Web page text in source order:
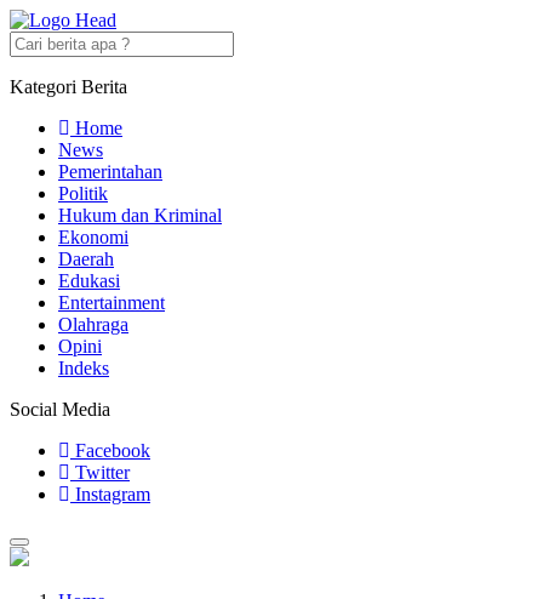
Kategori Berita
Home
News
Pemerintahan
Politik
Hukum dan Kriminal
Ekonomi
Daerah
Edukasi
Entertainment
Olahraga
Opini
Indeks
Social Media
Facebook
Twitter
Instagram